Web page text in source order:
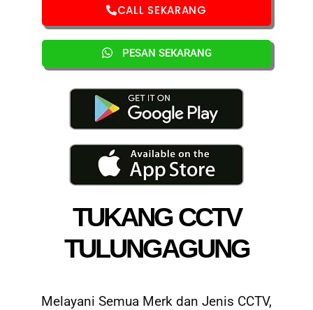
TUKANG CCTV
TULUNGAGUNG
Melayani Semua Merk dan Jenis CCTV,
CALL SEKARANG
PESAN SEKARANG